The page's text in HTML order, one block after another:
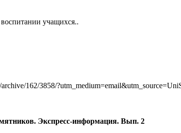
учащихся..
162/3858/
Экспресс-информация. Вып. 2